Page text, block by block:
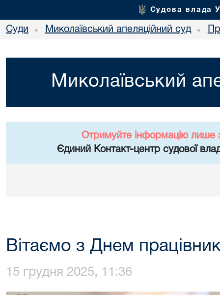
Судова влада
Суди • Миколаївський апеляційний суд •
Миколаївський
Отримуйте інформацію лише
Єдиний Контакт-центр судової
Вітаємо з Днем
15 грудня 2025, 11:36